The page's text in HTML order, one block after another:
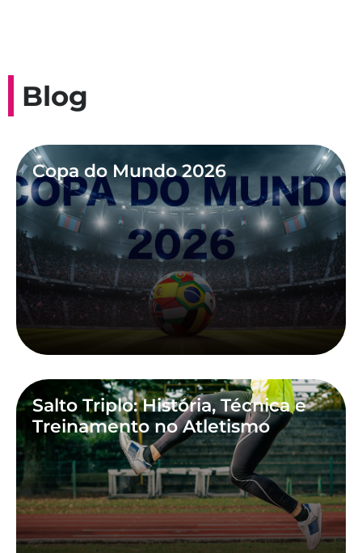
Blog
Copa do Mundo 2026
Salto Triplo: História, Técnica e
Treinamento no Atletismo